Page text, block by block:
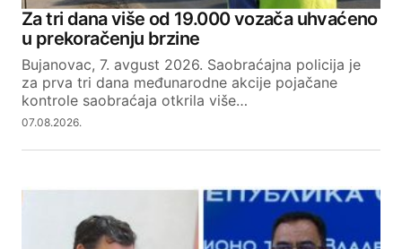
Za tri dana više od 19.000 vozača uhvaćeno
u prekoračenju brzine
Bujanovac, 7. avgust 2026. Saobraćajna policija je
za prva tri dana međunarodne akcije pojačane
kontrole saobraćaja otkrila više…
07.08.2026.